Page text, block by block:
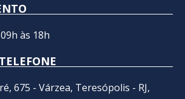
às 18h
675 - Várzea, Teresópolis - RJ,